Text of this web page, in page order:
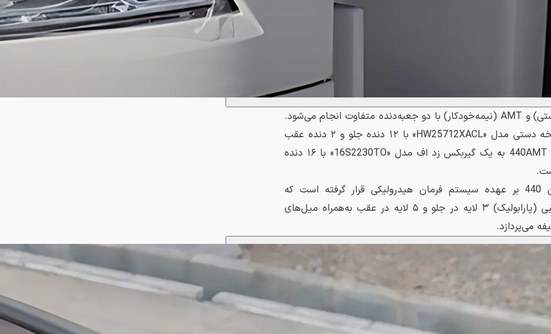
انتقال قدرت در دو مدل MT (دستی) و AMT (نیمه‌خودکار) با دو جعبه‌دنده متفاوت انجام می‌‌شود.
مدل ابتدایی 440MT از یک نسخه دستی مدل «HW25712XACL» با ۱۲ دنده جلو و ۲ دنده عقب
استفاده می‌کند درحالی‌که نسخه 440AMT به یک گیربکس زد اف مدل «16S2230TO» با ۱۶ دنده
مدیریت چرخش کشنده پیلسان 440 بر عهده سیستم فرمان هیدرولیکی قرار گرفته است که
درهمکاری با سیستم تعلیق ترکیبی (پارابولیک) ۳ لایه در جلو و ۵ لایه در عقب به‌همراه میل‌های
می‌پردازد.